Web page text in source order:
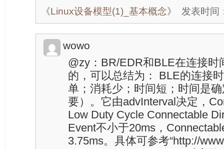
《Linux设备模型(1)_基本概念》 发表时间
wowo
@zy：BR/EDR和BLE在连接时
的，可以总结为： BLE的连接
单；消耗少；时间短；时间是
要）。它由advInterval决定，
Low Duty Cycle Connectable
Event不小于20ms，
3.75ms。具体可参考“http://